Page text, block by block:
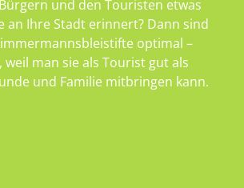
und den Touristen etwas
an Ihre Stadt erinnert? Dann sind
optimal –
weil man sie als Tourist gut als
und Familie mitbringen kann.